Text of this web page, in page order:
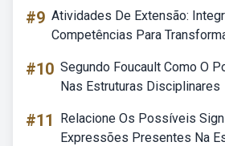
#9 Atividades De Extensão:
Competências Para
#10 Segundo Foucault Como O
Nas Estruturas Disciplinares
#11
Relacione Os Possíveis
Expressões Presentes Na